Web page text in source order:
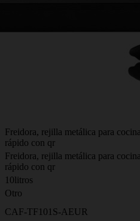
Freidora, rejilla metálica para
rápido con qr
Freidora, rejilla metálica para
rápido con qr
10litros
Otro
CAF-TF101S-AEUR